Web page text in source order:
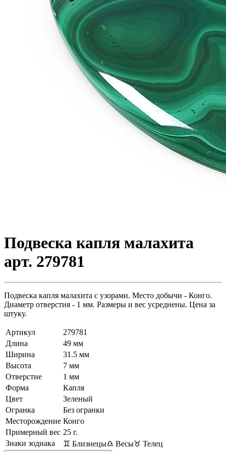
Подвеска капля малахита
арт. 279781
Подвеска капля малахита с узорами. Место добычи - Конго.
Диаметр отверстия - 1 мм. Размеры и вес усреднены. Цена за
штуку.
Артикул
279781
Длина
49 мм
Ширина
31.5 мм
Высота
7 мм
Отверстие
1 мм
Форма
Капля
Цвет
Зеленый
Огранка
Без огранки
Месторождение Конго
Примерный вес 25 г.
Знаки зодиака
♊ Близнецы♎ Весы♉ Телец